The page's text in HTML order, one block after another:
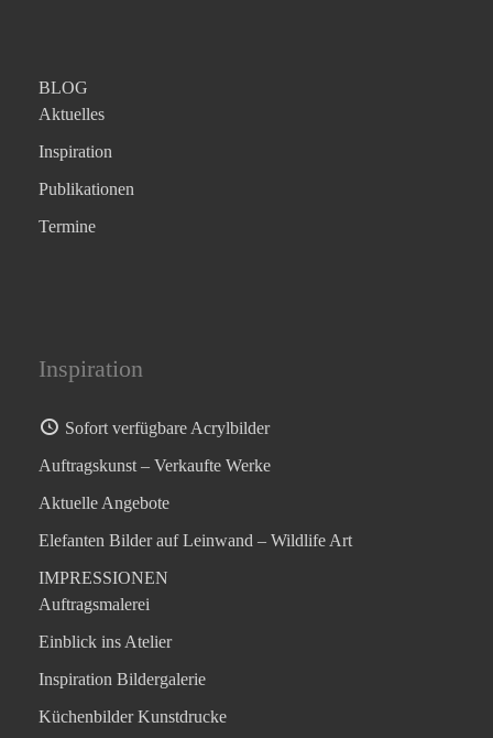
BLOG
Aktuelles
Inspiration
Publikationen
Termine
Inspiration
Sofort verfügbare Acrylbilder
Auftragskunst – Verkaufte Werke
Aktuelle Angebote
Elefanten Bilder auf Leinwand – Wildlife Art
IMPRESSIONEN
Auftragsmalerei
Einblick ins Atelier
Inspiration Bildergalerie
Küchenbilder Kunstdrucke